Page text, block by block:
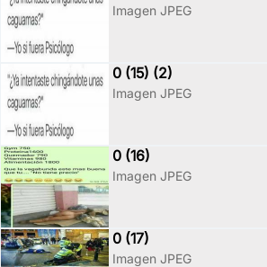
Imagen JPEG
0 (15) (2)
Imagen JPEG
0 (16)
Imagen JPEG
0 (17)
Imagen JPEG